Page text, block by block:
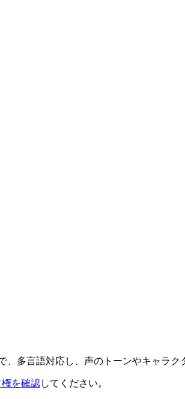
多言語対応し、声のトーンやキャラク
権を確認してください。